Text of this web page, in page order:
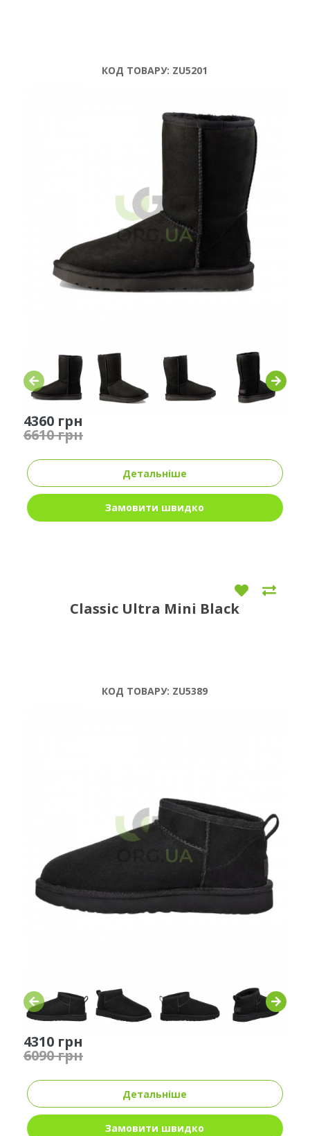
КОД ТОВАРУ: ZU5201
4360 грн
6610 грн
Детальніше
Замовити швидко
Classic Ultra Mini Black
КОД ТОВАРУ: ZU5389
4310 грн
6090 грн
Детальніше
Замовити швидко